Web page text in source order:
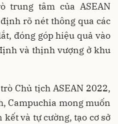
trung tâm của ASEAN
rõ nét thông qua các
đóng góp hiệu quả vào
và thịnh vượng ở khu
Chủ tịch ASEAN 2022,
Campuchia mong muốn
và tự cường, tạo cơ sở